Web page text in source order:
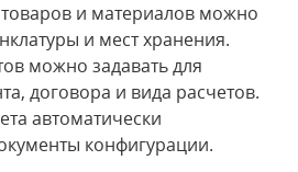
товаров и материалов можно
и мест хранения.
можно задавать для
договора и вида расчетов.
автоматически
конфигурации.